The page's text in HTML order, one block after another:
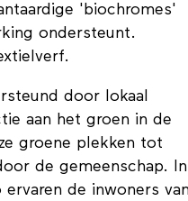
voor textielverf,
'biochromes'
ondersteunt.
door lokaal
aan het groen in de
groene plekken tot
de gemeenschap. In